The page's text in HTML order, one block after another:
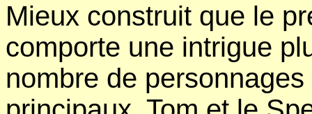
Mieux construit que le
comporte une intrigue
nombre de